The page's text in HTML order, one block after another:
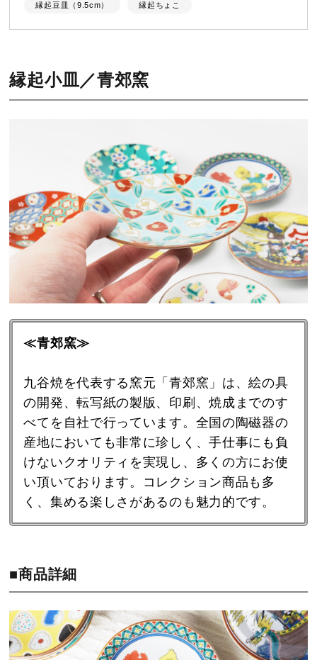
縁起豆皿（9.5cm） 縁起ちょこ
縁起小皿／青郊窯
≪青郊窯≫
九谷焼を代表する窯元「青郊窯」は、絵の具
の開発、転写紙の製版、印刷、焼成までのす
べてを自社で行っています。全国の陶磁器の
産地においても非常に珍しく、手仕事にも負
けないクオリティを実現し、多くの方にお使
い頂いております。コレクション商品も多
く、集める楽しさがあるのも魅力的です。
■商品詳細